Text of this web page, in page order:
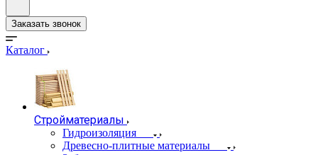
Заказать звонок
Каталог
Стройматериалы
Гидроизоляция
Древесно-плитные материалы